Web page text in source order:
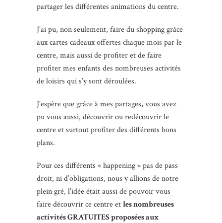
partager les différentes animations du centre.
J’ai pu, non seulement, faire du shopping grâce
aux cartes cadeaux offertes chaque mois par le
centre, mais aussi de profiter et de faire
profiter mes enfants des nombreuses activités
de loisirs qui s’y sont déroulées.
J’espère que grâce à mes partages, vous avez
pu vous aussi, découvrir ou redécouvrir le
centre et surtout profiter des différents bons
plans.
Pour ces différents « happening » pas de pass
droit, ni d’obligations, nous y allions de notre
plein gré, l’idée était aussi de pouvoir vous
faire découvrir ce centre etles nombreuses
activités GRATUITES proposées aux